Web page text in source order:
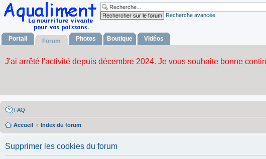
Recherche avancée
Portail Forum Photos Boutique Vidéos
FAQ
Accueil Index du forum
Supprimer les cookies du forum